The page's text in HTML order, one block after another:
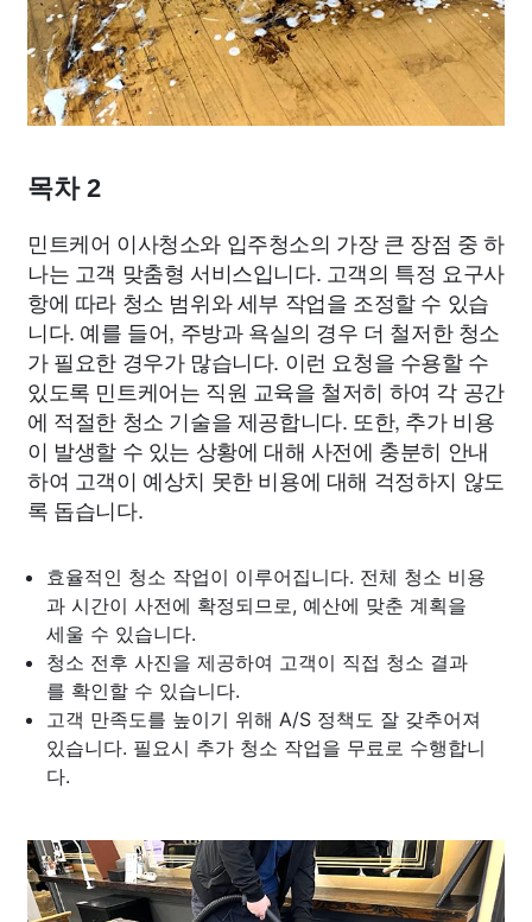
목차 2
민트케어 이사청소와 입주청소의 가장 큰 장점 중 하
나는 고객 맞춤형 서비스입니다. 고객의 특정 요구사
항에 따라 청소 범위와 세부 작업을 조정할 수 있습
니다. 예를 들어, 주방과 욕실의 경우 더 철저한 청소
가 필요한 경우가 많습니다. 이런 요청을 수용할 수
있도록 민트케어는 직원 교육을 철저히 하여 각 공간
에 적절한 청소 기술을 제공합니다. 또한, 추가 비용
이 발생할 수 있는 상황에 대해 사전에 충분히 안내
하여 고객이 예상치 못한 비용에 대해 걱정하지 않도
록 돕습니다.
효율적인 청소 작업이 이루어집니다. 전체 청소 비용
과 시간이 사전에 확정되므로, 예산에 맞춘 계획을
세울 수 있습니다.
청소 전후 사진을 제공하여 고객이 직접 청소 결과
를 확인할 수 있습니다.
고객 만족도를 높이기 위해 A/S 정책도 잘 갖추어져
있습니다. 필요시 추가 청소 작업을 무료로 수행합니
다.